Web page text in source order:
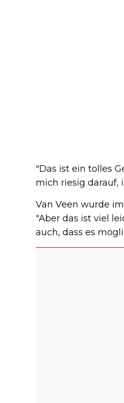
"Das ist ein tolles
mich riesig darauf,
Van Veen wurde
"Aber das ist viel
auch, dass es